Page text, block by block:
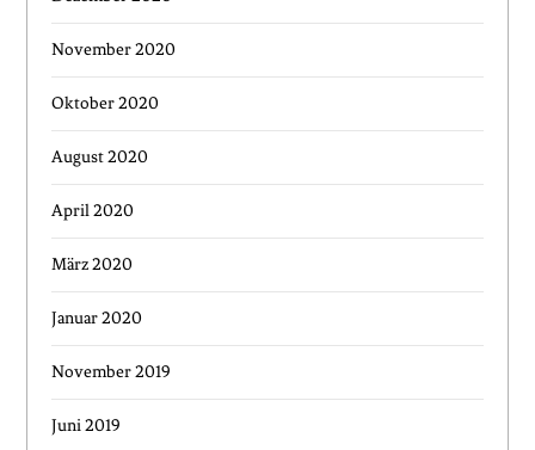
November 2020
Oktober 2020
August 2020
April 2020
März 2020
Januar 2020
November 2019
Juni 2019